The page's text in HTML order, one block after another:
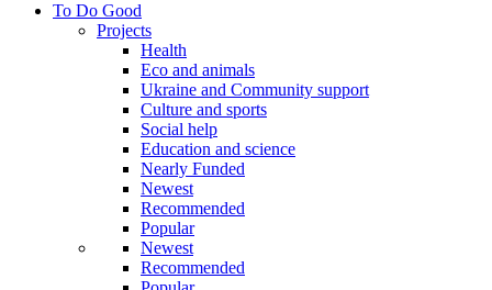
To Do Good
Projects
Health
Eco and animals
Ukraine and Community support
Culture and sports
Social help
Education and science
Nearly Funded
Newest
Recommended
Popular
Newest
Recommended